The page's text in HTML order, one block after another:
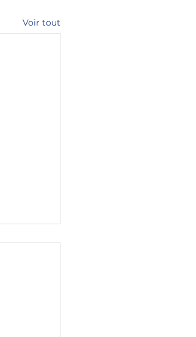
Voir tout